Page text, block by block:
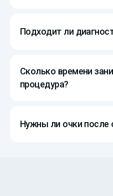
Подходит ли
Сколько времени
процедура?
Нужны ли очки после